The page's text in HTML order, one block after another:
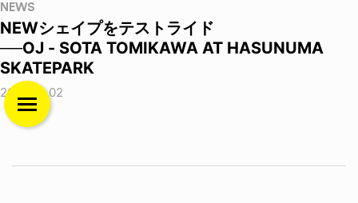
NEWS
NEWシェイプをテストライド
──OJ - SOTA TOMIKAWA AT HASUNUMA
SKATEPARK
2026.08.02